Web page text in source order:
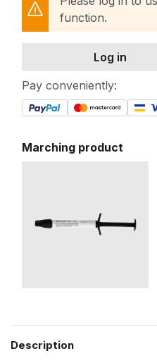
function.
Log in
Pay conveniently:
Marching product
Description